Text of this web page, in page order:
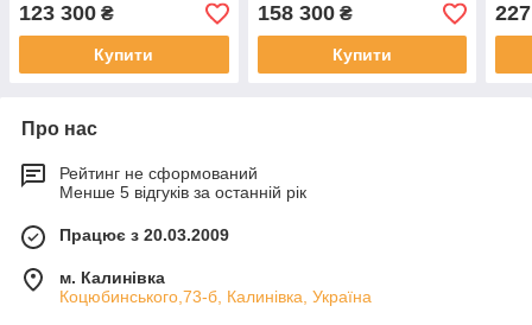
123 300 ₴
Купити
158 300₴
Купити
Про нас
Рейтинг не сформований
Менше 5 відгуків за останній рік
Працює з 20.03.2009
м. Калинівка
Коцюбинського,73-б, Калинівка, Україна